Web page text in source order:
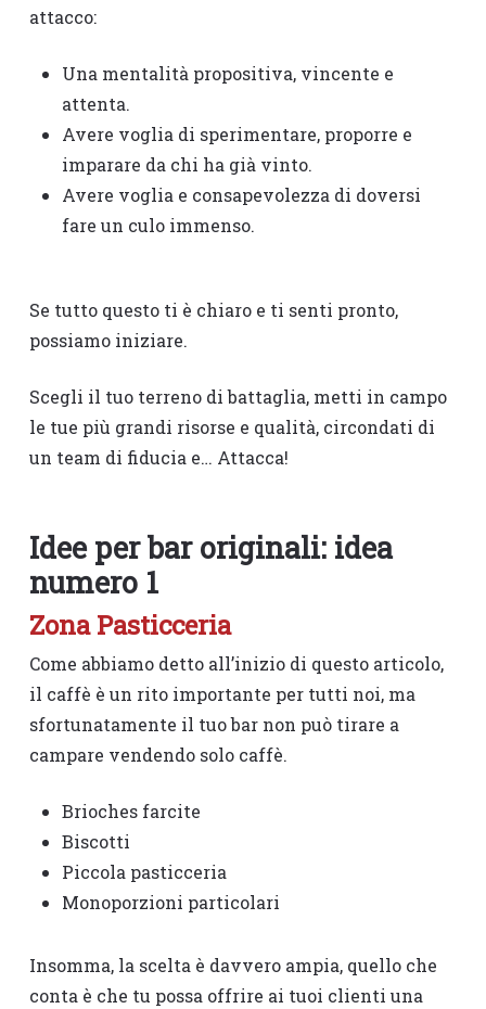
attacco:
Una mentalità propositiva, vincente e
attenta.
Avere voglia di sperimentare, proporre e
imparare da chi ha già vinto.
Avere voglia e consapevolezza di doversi
fare un culo immenso.
Se tutto questo ti è chiaro e ti senti pronto,
possiamo iniziare.
Scegli il tuo terreno di battaglia, metti in campo
le tue più grandi risorse e qualità, circondati di
un team di fiducia e… Attacca!
Idee per bar originali: idea
numero 1
Zona Pasticceria
Come abbiamo detto all’inizio di questo articolo,
il caffè è un rito importante per tutti noi, ma
sfortunatamente il tuo bar non può tirare a
campare vendendo solo caffè.
Brioches farcite
Biscotti
Piccola pasticceria
Monoporzioni particolari
Insomma, la scelta è davvero ampia, quello che
conta è che tu possa offrire ai tuoi clienti una